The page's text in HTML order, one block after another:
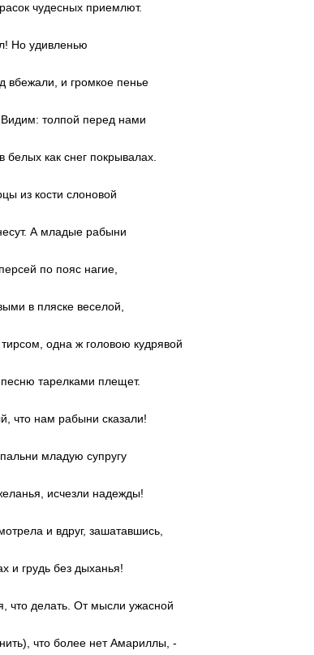
чудесных приемлют.
Но удивленью
и громкое пенье
толпой перед нами
как снег покрывалах.
из кости слоновой
А младые рабыни
по пояс нагие,
в пляске веселой,
тирсом, одна ж головою кудрявой
тарелками плещет.
что нам рабыни сказали!
младую супругу
исчезли надежды!
и вдруг, зашатавшись,
и грудь без дыханья!
что делать. От мысли ужасной
что более нет Амариллы, -